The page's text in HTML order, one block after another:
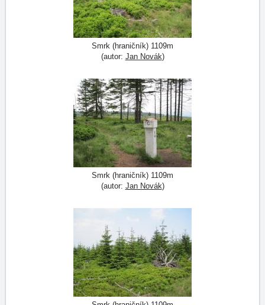
Smrk (hraničník) 1109m
(autor: Jan Novák)
Smrk (hraničník) 1109m
(autor: Jan Novák)